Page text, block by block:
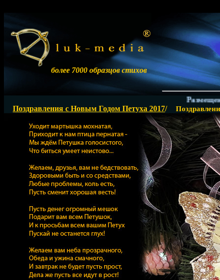
более 7000 образцов стихов
Поздравления с Новым Годом Петуха 2017/